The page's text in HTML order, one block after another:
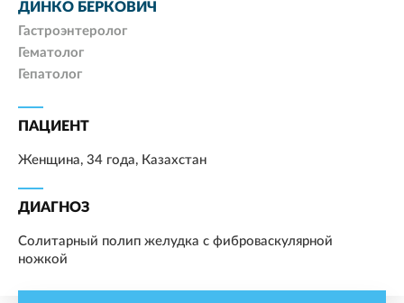
ДИНКО БЕРКОВИЧ
Гастроэнтеролог
Гематолог
Гепатолог
ПАЦИЕНТ
Женщина, 34 года, Казахстан
ДИАГНОЗ
Солитарный полип желудка с фиброваскулярной
ножкой